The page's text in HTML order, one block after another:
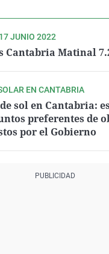
JUNIO 2022
Cantabria Matinal
EN CANTABRIA
sol en Cantabria:
preferentes de
por el Gobierno